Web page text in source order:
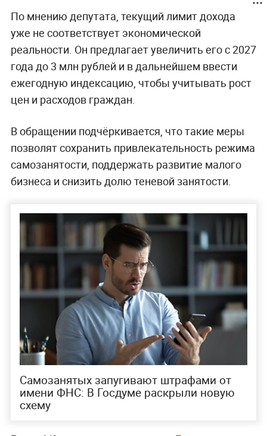
По мнению депутата, текущий лимит дохода
уже не соответствует экономической
реальности. Он предлагает увеличить его с 2027
года до 3 млн рублей и в дальнейшем ввести
ежегодную индексацию, чтобы учитывать рост
цен и расходов граждан.
В обращении подчёркивается, что такие меры
позволят сохранить привлекательность режима
самозанятости, поддержать развитие малого
бизнеса и снизить долю теневой занятости.
Самозанятых запугивают штрафами от
имени ФНС: В Госдуме раскрыли новую
схему